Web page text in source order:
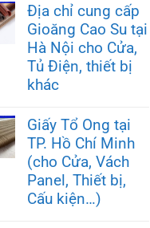
Địa chỉ cung cấp
Gioăng Cao Su tại
Hà Nội cho Cửa,
Tủ Điện, thiết bị
khác
Giấy Tổ Ong tại
TP. Hồ Chí Minh
(cho Cửa, Vách
Panel, Thiết bị,
Cấu kiện…)